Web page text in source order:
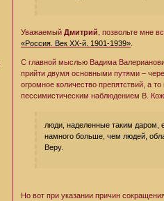
УважаемыйДмитрий , позвольте мне
«Россия. Век ХХ-й. 1901-1939»
С главной мыслью Вадима
прийти двумя основными путями –
огромное количество препятствий, а
пессимистическим наблюдением В.
люди, наделенные таким даром,
намного больше, чем людей,
Веру.
Но вот при указании причин